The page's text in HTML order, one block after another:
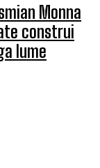
Monna
construi
lume